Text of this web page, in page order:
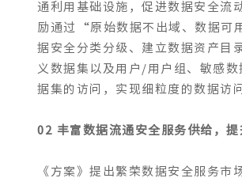
通利用基础设施，促进数据安全流
励通过“原始数据不出域、数据可
据安全分类分级、建立数据资产目
义数据集以及用户/用户组、敏感
据集的访问，实现细粒度的数据访
02 丰富数据流通安全服务供给，
《方案》提出繁荣数据安全服务市